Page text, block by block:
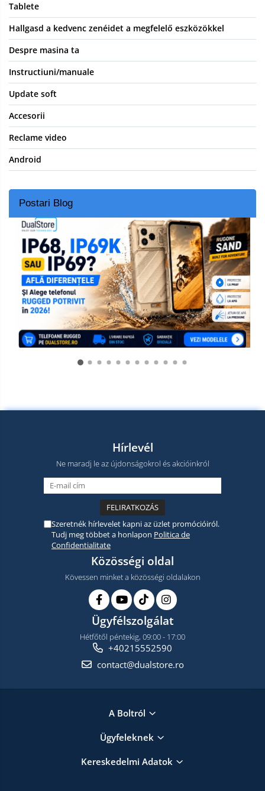
Tablete
Hallgasd a kedvenc zenéidet a megfelelő eszközökkel
Despre masina ta
Instructiuni/manuale
Update soft
Accesorii
Reclame video
Android
Postari Blog
Hírlevél
Ne maradj le az újdonságokrol és akcióinkról
Szeretnék hírlevelet kapni az üzlet promócióiról.
Tudj meg többet a honlapon Politica de
Confidentialitate
Közösségi oldal
Kövessen minket a közösségi oldalakon
Ügyfélszolgálat
Hétfőtől péntekig, 09:00 - 17:00
+40215552590
contact@dualstore.ro
A Boltról
Ügyfeleknek
Kereskedelmi Adatok